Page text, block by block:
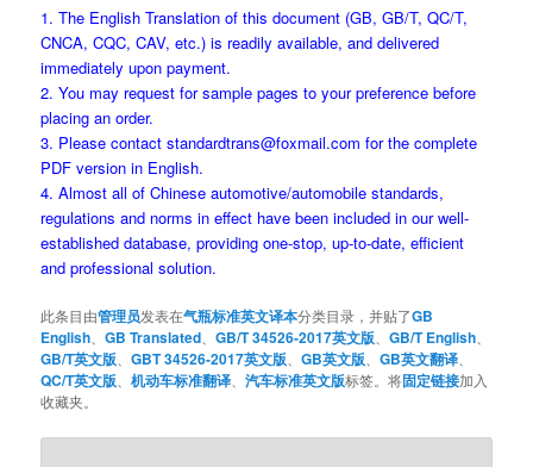
1. The English Translation of this document (GB, GB/T, QC/T,
CNCA, CQC, CAV, etc.) is readily available, and delivered
immediately upon payment.
2. You may request for sample pages to your preference before
placing an order.
3. Please contact standardtrans@foxmail.com for the complete
PDF version in English.
4. Almost all of Chinese automotive/automobile standards,
regulations and norms in effect have been included in our well-
established database, providing one-stop, up-to-date, efficient
and professional solution.
此条目由管理员发表在气瓶标准英文译本分类目录，并贴了GB
English 、GB Translated 、GB/T 34526-2017英文版 、GB/T English
GB/T英文版 、GBT 34526-2017英文版 、GB英文版 、GB英文翻译
QC/T英文版 、机动车标准翻译 、汽车标准英文版标签。将固定链接加入
收藏夹。